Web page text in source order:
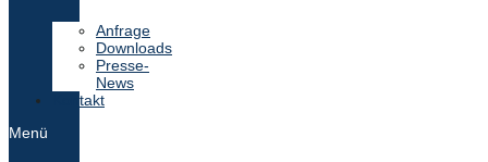
Anfrage
Downloads
Presse-
News
Kontakt
Menü